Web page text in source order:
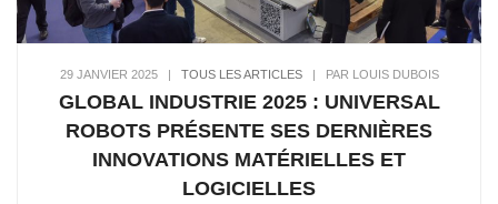
29 JANVIER 2025| TOUS LES ARTICLES| PAR LOUIS DUBOIS
GLOBAL INDUSTRIE 2025 : UNIVERSAL
ROBOTS PRÉSENTE SES DERNIÈRES
INNOVATIONS MATÉRIELLES ET
LOGICIELLES